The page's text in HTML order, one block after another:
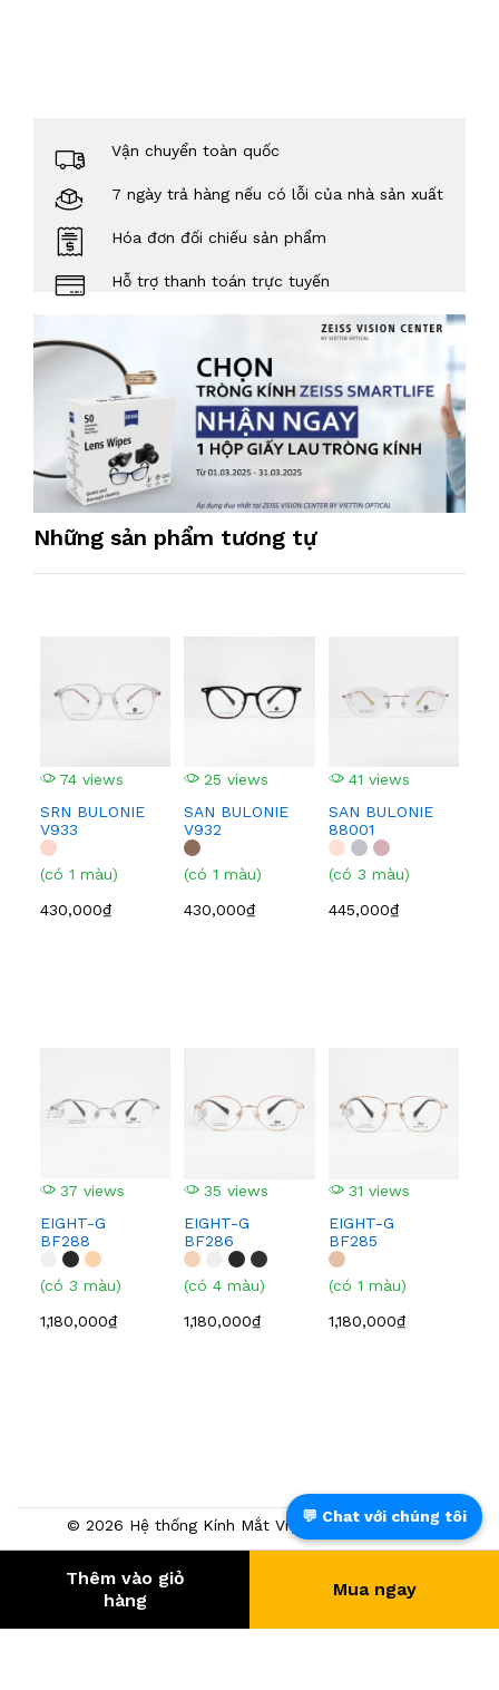
Vận chuyển toàn quốc
7 ngày trả hàng nếu có lỗi của nhà sản xuất
Hóa đơn đối chiếu sản phẩm
Hỗ trợ thanh toán trực tuyến
Những sản phẩm tương tự
74 views
SRN BULONIE
V933
(có 1 màu)
430,000₫
25 views
SAN BULONIE
V932
(có 1 màu)
430,000₫
41 views
SAN BULONIE
88001
(có 3 màu)
445,000₫
37 views
EIGHT-G
BF288
(có 3 màu)
1,180,000₫
35 views
EIGHT-G
BF286
(có 4 màu)
1,180,000₫
31 views
EIGHT-G
BF285
(có 1 màu)
1,180,000₫
💬 Chat với chúng tôi
© 2026 Hệ thống Kính Mắt Việt Tín. Powered by
384.564 - KHÁCH HÀNG
Thêm vào giỏ
hàng
Mua ngay